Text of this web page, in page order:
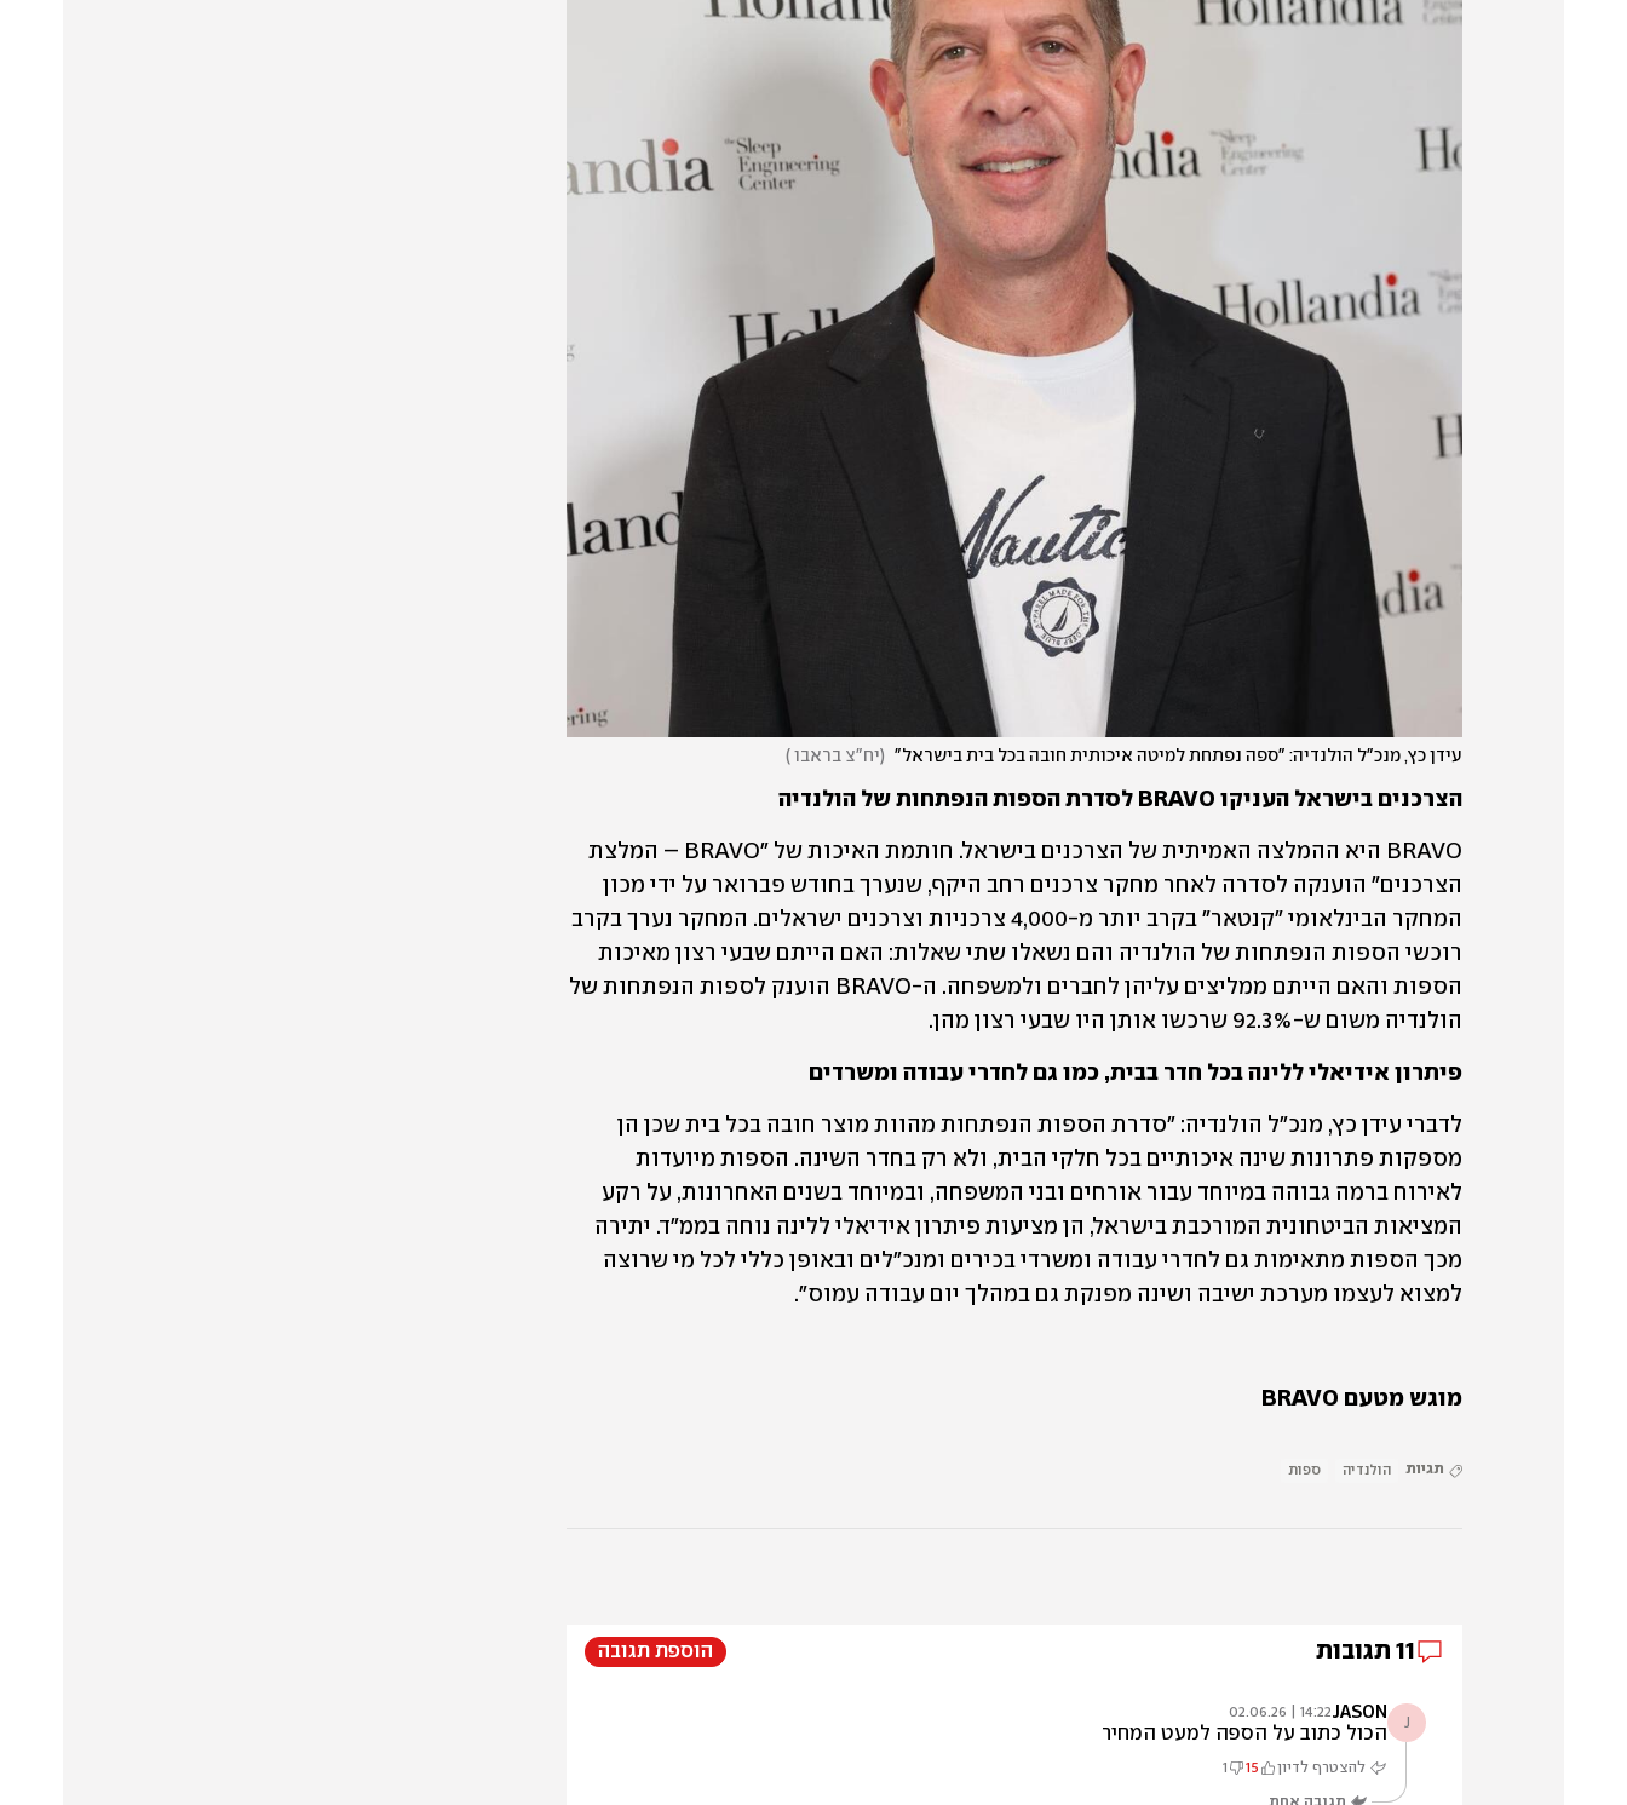
עידן כץ, מנכ"ל הולנדיה: "ספה נפתחת למיטה איכותית חובה בכל בית בישראל" (יח"צ בראבו )
הצרכנים בישראל העניקו BRAVO לסדרת הספות הנפתחות של הולנדיה
הולנדיה משום ש-92.3% שרכשו אותן היו שבעי רצון מהן.
פיתרון אידיאלי ללינה בכל חדר בבית, כמו גם לחדרי עבודה ומשרדים
למצוא לעצמו מערכת ישיבה ושינה מפנקת גם במהלך יום עבודה עמוס".
מוגש מטעם BRAVO
תגיות הולנדיה ספות
11 תגובות הוספת תגובה
J
JASON
14:22 | 02.06.26
הכול כתוב על הספה למעט המחיר
להצטרף לדיון 15
1
תגובה אחת